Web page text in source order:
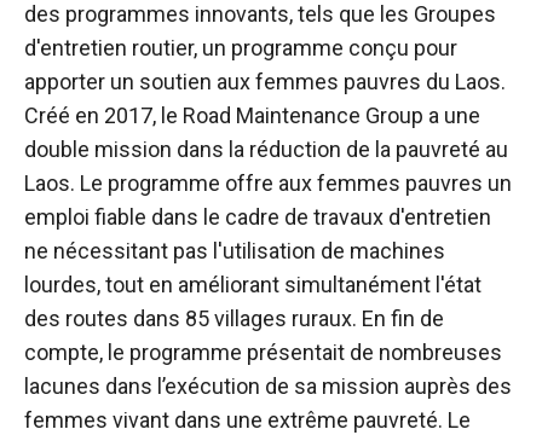
des programmes innovants, tels que les Groupes
d'entretien routier, un programme conçu pour
apporter un soutien aux femmes pauvres du Laos.
Créé en 2017, le Road Maintenance Group a une
double mission dans la réduction de la pauvreté au
Laos. Le programme offre aux femmes pauvres un
emploi fiable dans le cadre de travaux d'entretien
ne nécessitant pas l'utilisation de machines
lourdes, tout en améliorant simultanément l'état
des routes dans 85 villages ruraux. En fin de
compte, le programme présentait de nombreuses
lacunes dans l’exécution de sa mission auprès des
femmes vivant dans une extrême pauvreté. Le